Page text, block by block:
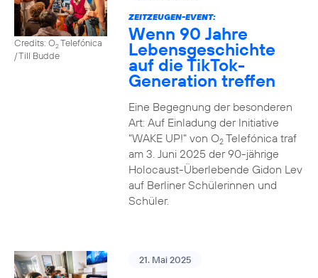
Credits: O2Telefónica
/ Till Budde
ZEITZEUGEN-EVENT:
Wenn 90 Jahre
Lebensgeschichte
auf die TikTok-
Generation treffen
Eine Begegnung der besonderen
Art: Auf Einladung der Initiative
"WAKE UP!" von O2Telefónica traf
am 3. Juni 2025 der 90-jährige
Holocaust-Überlebende Gidon Lev
auf Berliner Schülerinnen und
Schüler.
21. Mai 2025